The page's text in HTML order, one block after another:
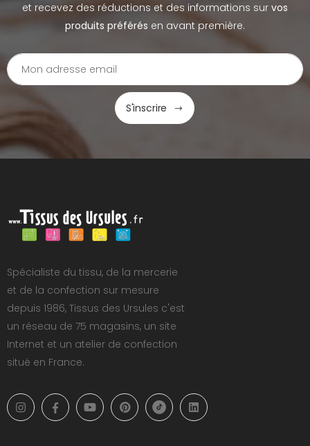
et recevez des réductions et des informations sur vos
produits préférés en avant première.
S'inscrire
Spécialiste du tissu, de la mercerie
et de la confection sur mesure
depuis 1986, Tissus des Ursules c'est
un réseau de 75 magasins, un site
Internet et un atelier de confection
situé en France.